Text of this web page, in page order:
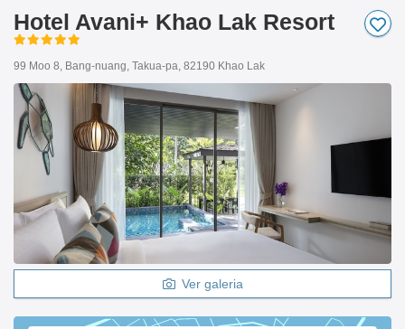
Hotel Avani+ Khao Lak Resort
99 Moo 8, Bang-nuang, Takua-pa, 82190 Khao Lak
Ver galeria